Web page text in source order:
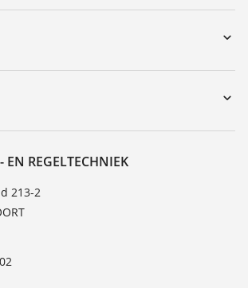
instrument
EN REGELTECHNIEK
213-2